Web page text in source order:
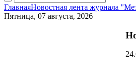
ГлавнаяНовостная лента журнала
Пятница, 07 августа, 2026